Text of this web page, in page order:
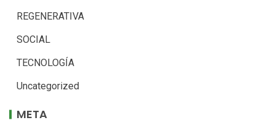
REGENERATIVA
SOCIAL
TECNOLOGÍA
Uncategorized
META